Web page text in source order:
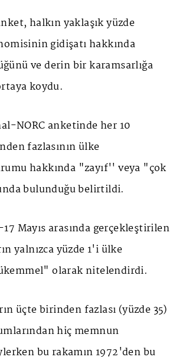
halkın yaklaşık yüzde
gidişatı hakkında
ve derin bir karamsarlığa
koydu.
NORC anketinde her 10
fazlasının ülke
hakkında "zayıf'' veya "çok
bulunduğu belirtildi.
Mayıs arasında gerçekleştirilen
yalnızca yüzde 1'i ülke
olarak nitelendirdi.
üçte birinden fazlası (yüzde 35)
hiç memnun
bu rakamın 1972'den bu